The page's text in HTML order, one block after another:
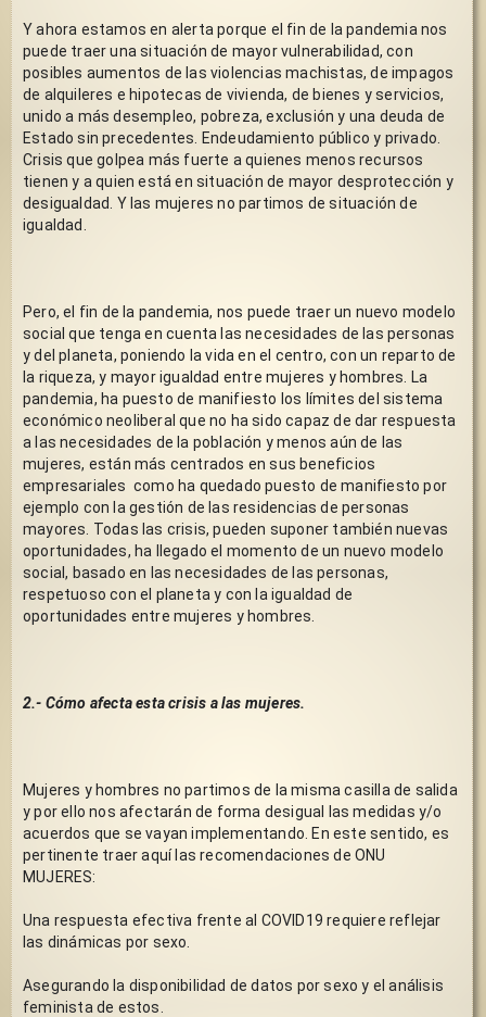
Y ahora estamos en alerta porque el fin de la pandemia nos
puede traer una situación de mayor vulnerabilidad, con
posibles aumentos de las violencias machistas, de impagos
de alquileres e hipotecas de vivienda, de bienes y servicios,
unido a más desempleo, pobreza, exclusión y una deuda de
Estado sin precedentes. Endeudamiento público y privado.
Crisis que golpea más fuerte a quienes menos recursos
tienen y a quien está en situación de mayor desprotección y
desigualdad. Y las mujeres no partimos de situación de
igualdad.
Pero, el fin de la pandemia, nos puede traer un nuevo modelo
social que tenga en cuenta las necesidades de las personas
y del planeta, poniendo la vida en el centro, con un reparto de
la riqueza, y mayor igualdad entre mujeres y hombres. La
pandemia, ha puesto de manifiesto los límites del sistema
económico neoliberal que no ha sido capaz de dar respuesta
a las necesidades de la población y menos aún de las
mujeres, están más centrados en sus beneficios
empresariales  como ha quedado puesto de manifiesto por
ejemplo con la gestión de las residencias de personas
mayores. Todas las crisis, pueden suponer también nuevas
oportunidades, ha llegado el momento de un nuevo modelo
social, basado en las necesidades de las personas,
respetuoso con el planeta y con la igualdad de
oportunidades entre mujeres y hombres.
2.- Cómo afecta esta crisis a las mujeres.
Mujeres y hombres no partimos de la misma casilla de salida
y por ello nos afectarán de forma desigual las medidas y/o
acuerdos que se vayan implementando. En este sentido, es
pertinente traer aquí las recomendaciones de ONU
MUJERES:
Una respuesta efectiva frente al COVID19 requiere reflejar
las dinámicas por sexo.
Asegurando la disponibilidad de datos por sexo y el análisis
feminista de estos.